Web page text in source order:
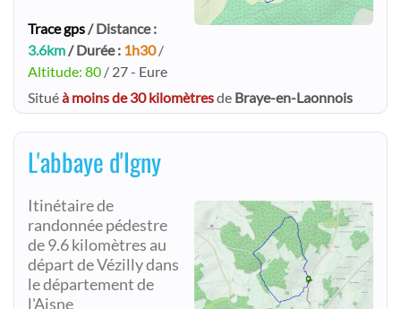
Trace gps/ Distance :
3.6km/ Durée : 1h30/
Altitude: 80 / 27 - Eure
Situéà moins de 30 kilomètresde Braye-en-Laonnois
L'abbaye d'Igny
Itinétaire de
randonnée pédestre
de 9.6 kilomètres au
départ de Vézilly dans
le département de
l'Aisne